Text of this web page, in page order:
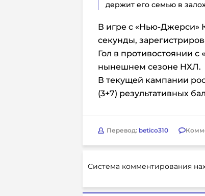
держит его семью в
В игре с «Нью-Джерси»
секунды,
Гол в противостоянии с
нынешнем сезоне НХЛ.
В текущей кампании
(3+7) результативных
Перевод: betico310
Система комментирования